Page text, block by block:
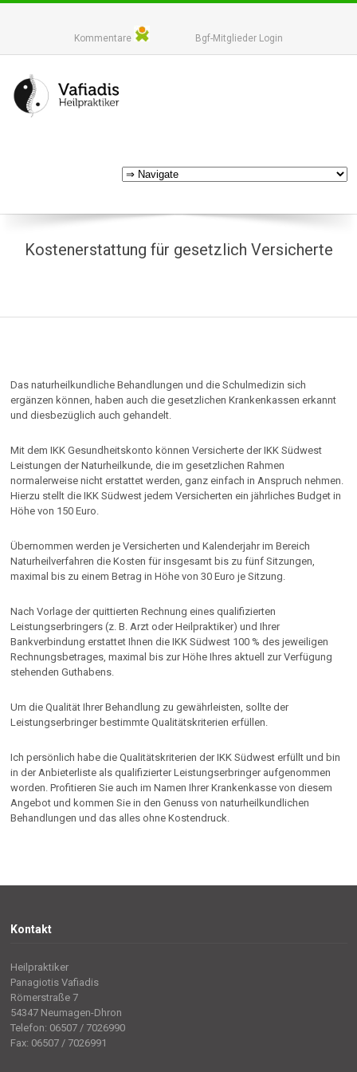
Kommentare Bgf-Mitglieder Login
Kostenerstattung für gesetzlich Versicherte
Das naturheilkundliche Behandlungen und die Schulmedizin sich
ergänzen können, haben auch die gesetzlichen Krankenkassen erkannt
und diesbezüglich auch gehandelt.
Mit dem IKK Gesundheitskonto können Versicherte der IKK Südwest
Leistungen der Naturheilkunde, die im gesetzlichen Rahmen
normalerweise nicht erstattet werden, ganz einfach in Anspruch nehmen.
Hierzu stellt die IKK Südwest jedem Versicherten ein jährliches Budget in
Höhe von 150 Euro.
Übernommen werden je Versicherten und Kalenderjahr im Bereich
Naturheilverfahren die Kosten für insgesamt bis zu fünf Sitzungen,
maximal bis zu einem Betrag in Höhe von 30 Euro je Sitzung.
Nach Vorlage der quittierten Rechnung eines qualifizierten
Leistungserbringers (z. B. Arzt oder Heilpraktiker) und Ihrer
Bankverbindung erstattet Ihnen die IKK Südwest 100 % des jeweiligen
Rechnungsbetrages, maximal bis zur Höhe Ihres aktuell zur Verfügung
stehenden Guthabens.
Um die Qualität Ihrer Behandlung zu gewährleisten, sollte der
Leistungserbringer bestimmte Qualitätskriterien erfüllen.
Ich persönlich habe die Qualitätskriterien der IKK Südwest erfüllt und bin
in der Anbieterliste als qualifizierter Leistungserbringer aufgenommen
worden. Profitieren Sie auch im Namen Ihrer Krankenkasse von diesem
Angebot und kommen Sie in den Genuss von naturheilkundlichen
Behandlungen und das alles ohne Kostendruck.
Kontakt
Heilpraktiker
Panagiotis Vafiadis
Römerstraße 7
54347 Neumagen-Dhron
Telefon: 06507 / 7026990
Fax: 06507 / 7026991